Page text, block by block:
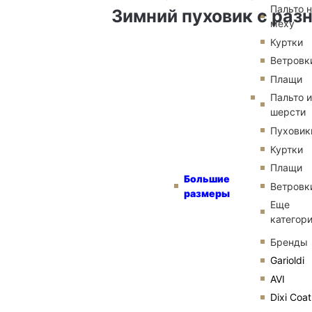
Большие
размеры
Пальто
меху
Куртки
Плащи
Пальто
шерсти
Куртки
Плащи
Еще
Бренды
Garioldi
AVI
Dixi Coat
Зимний пуховик с